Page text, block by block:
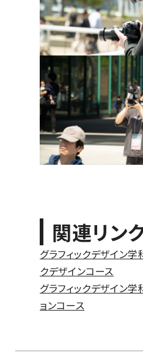
関連リン
グラフィックデザイン
クデザインコース
グラフィックデザイン
ョンコース